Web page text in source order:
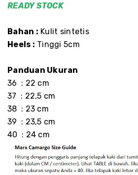
READYSTOCK
Bahan : Kulit sintetis
Heels : Tinggi 5cm
Panduan Ukuran
36 : 22 cm
37 : 22,5 cm
38 : 23 cm
39 : 23,5 cm
40 : 24 cm